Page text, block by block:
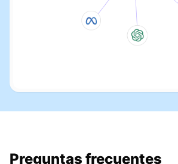
Preguntas frecuentes